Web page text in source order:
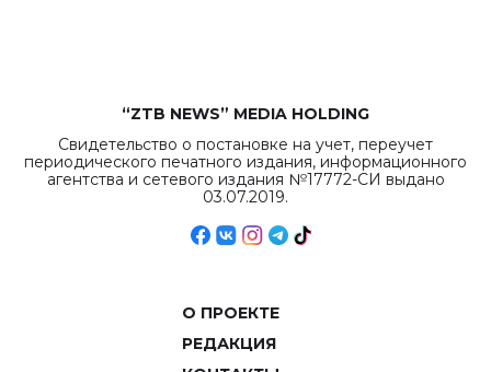
“ZTB NEWS” MEDIA HOLDING
Свидетельство о постановке на учет, переучет
периодического печатного издания, информационного
агентства и сетевого издания №17772-СИ выдано
03.07.2019.
О ПРОЕКТЕ
РЕДАКЦИЯ